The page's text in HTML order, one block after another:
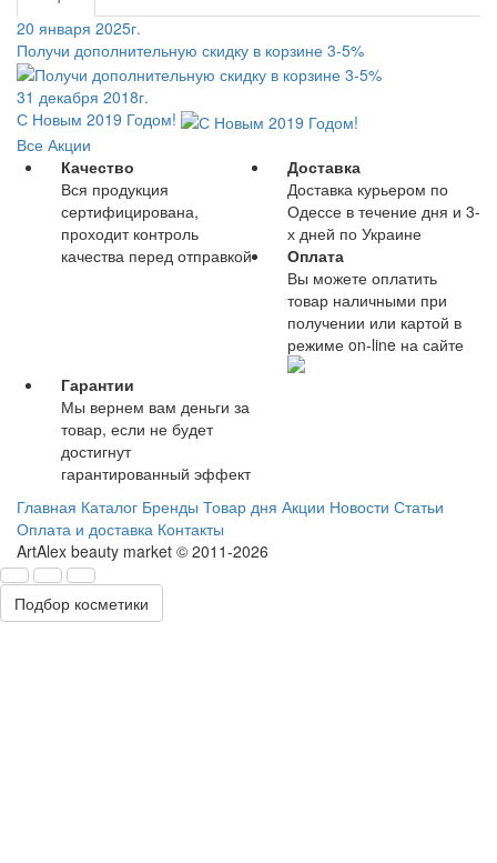
20 января 2025г.
Получи дополнительную скидку в корзине 3-5%
31 декабря 2018г.
С Новым 2019 Годом!
Все Акции
Качество
Вся продукция
сертифицирована,
проходит контроль
качества перед отправкой
Доставка
Доставка курьером по
Одессе в течение дня и 3-
х дней по Украине
Оплата
Вы можете оплатить
товар наличными при
получении или картой в
режиме on-line на сайте
Гарантии
Мы вернем вам деньги за
товар, если не будет
достигнут
гарантированный эффект
Главная Каталог Бренды Товар дня Акции Новости Статьи
Оплата и доставка Контакты
ArtAlex beauty market © 2011-2026
Подбор косметики